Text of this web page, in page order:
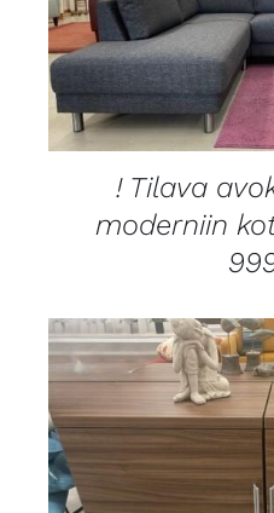
! Tilava
moderniin